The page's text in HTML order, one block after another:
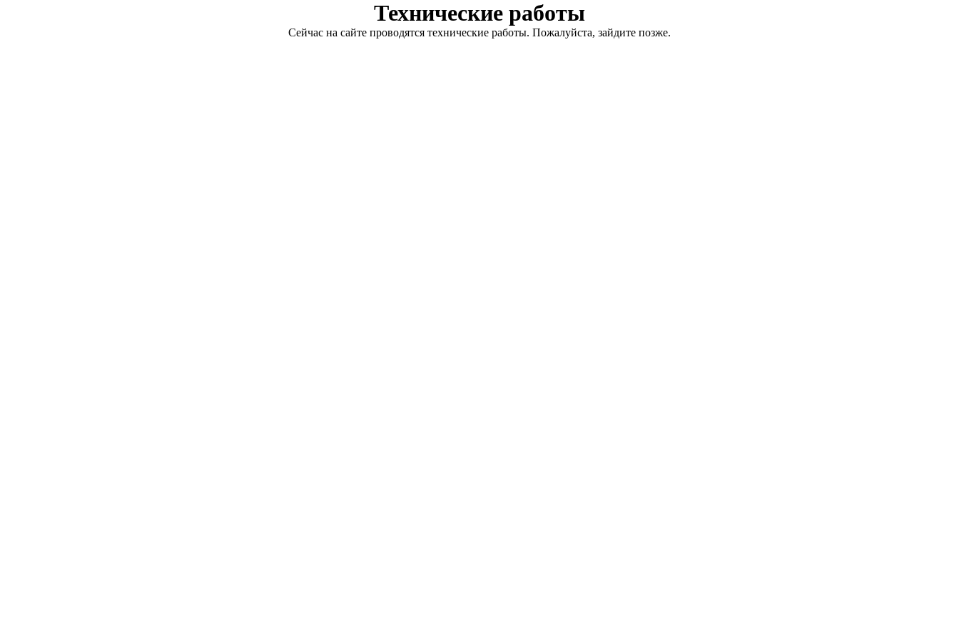
Технические работы
Сейчас на сайте проводятся технические работы. Пожалуйста, зайдите позже.